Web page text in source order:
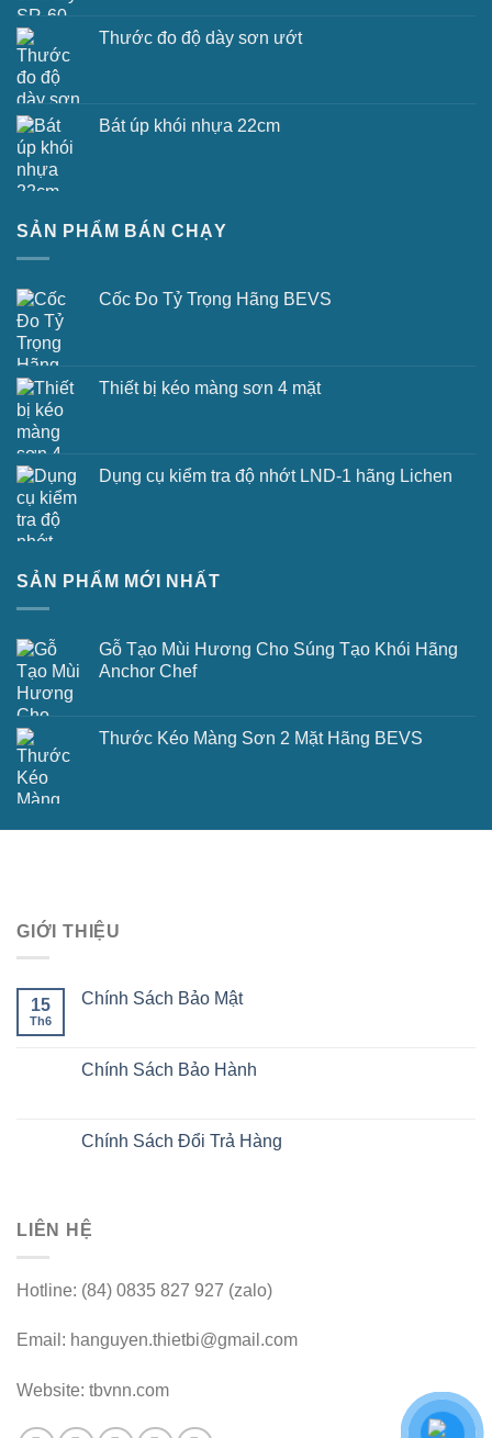
Thước đo độ dày sơn ướt
Bát úp khói nhựa 22cm
SẢN PHẨM BÁN CHẠY
Cốc Đo Tỷ Trọng Hãng BEVS
Thiết bị kéo màng sơn 4 mặt
Dụng cụ kiểm tra độ nhớt LND-1 hãng Lichen
SẢN PHẨM MỚI NHẤT
Gỗ Tạo Mùi Hương Cho Súng Tạo Khói Hãng
Anchor Chef
Thước Kéo Màng Sơn 2 Mặt Hãng BEVS
GIỚI THIỆU
15
Th6
Chính Sách Bảo Mật
Chính Sách Bảo Hành
Chính Sách Đổi Trả Hàng
LIÊN HỆ
Hotline: (84) 0835 827 927 (zalo)
Email: hanguyen.thietbi@gmail.com
Website: tbvnn.com